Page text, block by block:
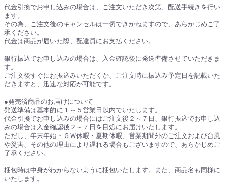
代金引換でお申し込みの場合は、ご注文いただき次第、配送手続きを行い
ます。
その為、ご注文後のキャンセルは一切できかねますので、あらかじめご了
承ください。
代金は商品が届いた際、配達員にお支払ください。
銀行振込でお申し込みの場合は、入金確認後に発送準備させていただきま
す。
ご注文後すぐにお振込みいただくか、ご注文時に振込み予定日を記載いた
だきますと、迅速な対応が可能です。
●発売済商品のお届けについて
発送準備は基本的に１～５営業日以内でいたします。
代金引換でお申し込みの場合にはご注文後２～７日、銀行振込でお申し込
みの場合は入金確認後２～７日を目処にお届けいたします。
ただし、年末年始・ＧＷ休暇・夏期休暇、営業期間外のご注文および台風
や災害、その他の理由により遅れる場合もございますので、あらかじめご
了承ください。
梱包時は中身がわからないように梱包いたします。また、商品名も同様に
いたします。